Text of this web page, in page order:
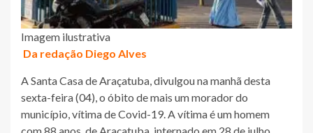
Imagem ilustrativa
Da redação Diego Alves
A Santa Casa de Araçatuba, divulgou na manhã desta
sexta-feira (04), o óbito de mais um morador do
município, vítima de Covid-19. A vítima é um homem
com 88 anos, de Araçatuba, internado em 28 de julho,